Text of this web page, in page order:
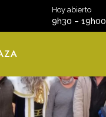
Hoy abierto
9h30 – 19h00